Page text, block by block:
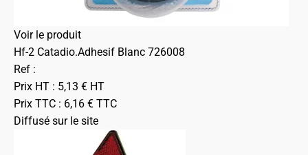
Voir le produit
Hf-2 Catadio.Adhesif Blanc 726008
Ref :
Prix HT : 5,13 € HT
Prix TTC : 6,16 € TTC
Diffusé sur le site